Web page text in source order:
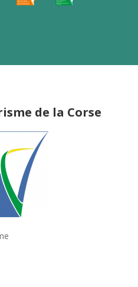
de la Corse